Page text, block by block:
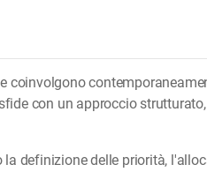
con un approccio
definizione delle priorità,